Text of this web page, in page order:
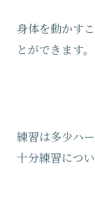
身体を動かす
とができます。
練習は多少ハ
十分練習につい